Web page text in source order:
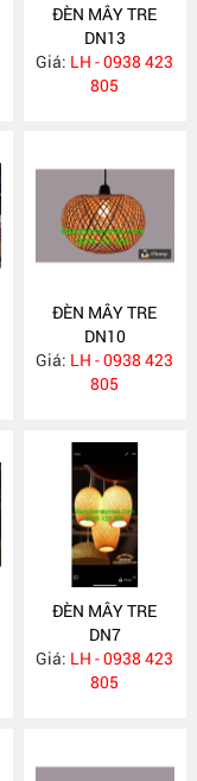
ĐÈN MÂY TRE
DN13
Giá: LH - 0938 423
805
ĐÈN MÂY TRE
DN10
Giá: LH - 0938 423
805
ĐÈN MÂY TRE
DN7
Giá: LH - 0938 423
805